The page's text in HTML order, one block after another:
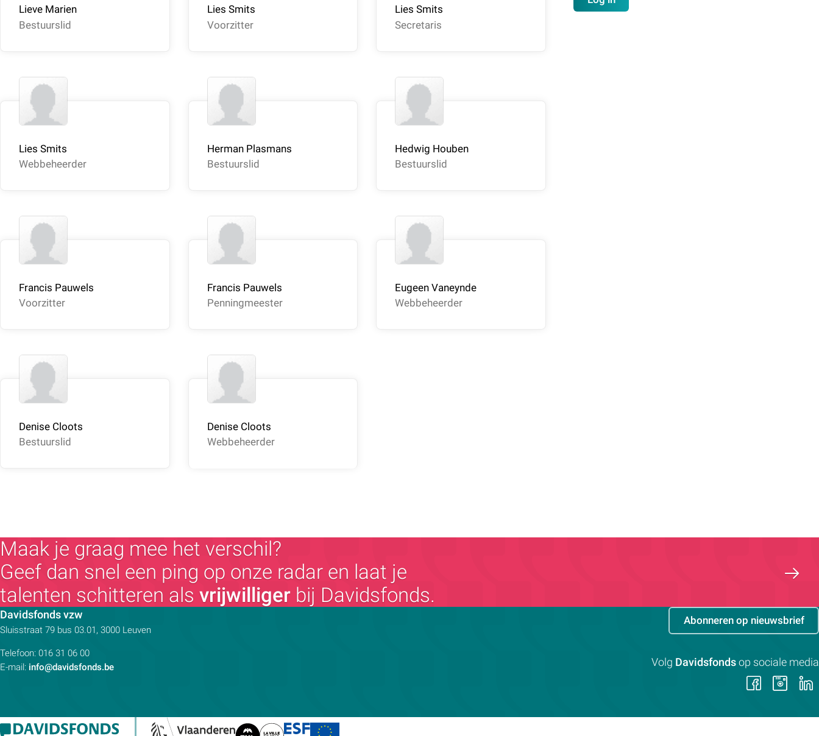
Lieve Marien
Bestuurslid
Lies Smits
Voorzitter
Lies Smits
Secretaris
Lies Smits
Webbeheerder
Herman Plasmans
Bestuurslid
Hedwig Houben
Bestuurslid
Francis Pauwels
Voorzitter
Francis Pauwels
Penningmeester
Eugeen Vaneynde
Webbeheerder
Denise Cloots
Bestuurslid
Denise Cloots
Webbeheerder
Maak je graag mee het verschil?
Geef dan snel een ping op onze radar en laat je
talenten schitteren als vrijwilliger bij Davidsfonds.
Davidsfonds vzwContactpersoon:
Adres:
Sluisstraat 79 bus 03.01, 3000 Leuven
Telefoon: 016 31 06 00
E-mail: info@davidsfonds.be
Abonneren op nieuwsbrief
Volg Davidsfonds op sociale media
Volg
op op